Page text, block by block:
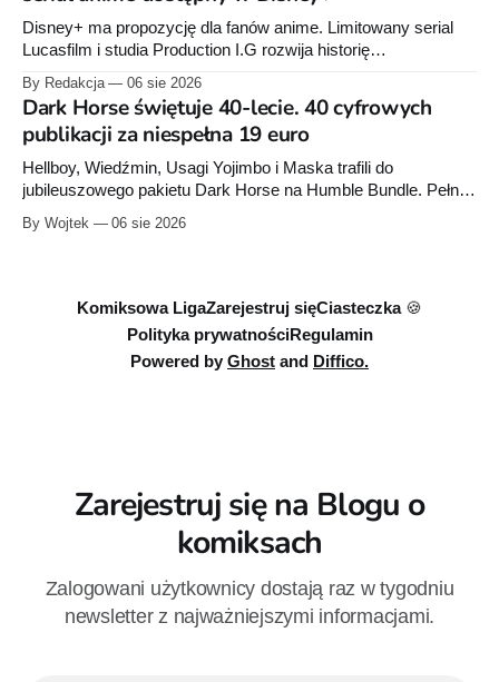
Disney+ ma propozycję dla fanów anime. Limitowany serial
Lucasfilm i studia Production I.G rozwija historię
oraz „Dziewiąty Jedi: Dziecko nadziei" z serii „Gwiezdne
wojny: Wizje”. Wszystkie osiem odcinków jest już dostępnych
w Disney+.
By Redakcja 06 sie 2026
Dark Horse świętuje 40-lecie. 40 cyfrowych
publikacji za niespełna 19 euro
Hellboy, Wiedźmin, Usagi Yojimbo i Maska trafili do
jubileuszowego pakietu Dark Horse na Humble Bundle. Pełny
euro. Oferta kończy się 13 sierpnia.
By Wojtek 06 sie 2026
Komiksowa LigaZarejestruj sięCiasteczka 🍪
Polityka prywatnościRegulamin
Powered by Ghost and Diffico.
Zarejestruj się na Blogu o
komiksach
Zalogowani użytkownicy dostają raz w tygodniu
newsletter z najważniejszymi informacjami.